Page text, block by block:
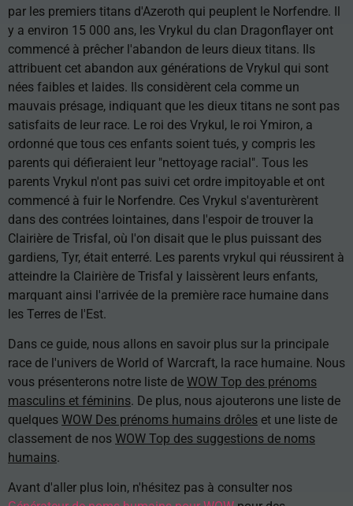
par les premiers titans d'Azeroth qui peuplent le Norfendre. Il
y a environ 15 000 ans, les Vrykul du clan Dragonflayer ont
commencé à prêcher l'abandon de leurs dieux titans. Ils
attribuent cet abandon aux générations de Vrykul qui sont
nées faibles et laides. Ils considèrent cela comme un
mauvais présage, indiquant que les dieux titans ne sont pas
satisfaits de leur race. Le roi des Vrykul, le roi Ymiron, a
ordonné que tous ces enfants soient tués, y compris les
parents qui défieraient leur "nettoyage racial". Tous les
parents Vrykul n'ont pas suivi cet ordre impitoyable et ont
commencé à fuir le Norfendre. Ces Vrykul s'aventurèrent
dans des contrées lointaines, dans l'espoir de trouver la
Clairière de Trisfal, où l'on disait que le plus puissant des
gardiens, Tyr, était enterré. Les parents vrykul qui réussirent à
atteindre la Clairière de Trisfal y laissèrent leurs enfants,
marquant ainsi l'arrivée de la première race humaine dans
les Terres de l'Est.
Dans ce guide, nous allons en savoir plus sur la principale
race de l'univers de World of Warcraft, la race humaine. Nous
vous présenterons notre liste de WOW Top des prénoms
masculins et féminins. De plus, nous ajouterons une liste de
quelques WOW Des prénoms humains drôles et une liste de
classement de nos WOW Top des suggestions de noms
humains.
Avant d'aller plus loin, n'hésitez pas à consulter nos